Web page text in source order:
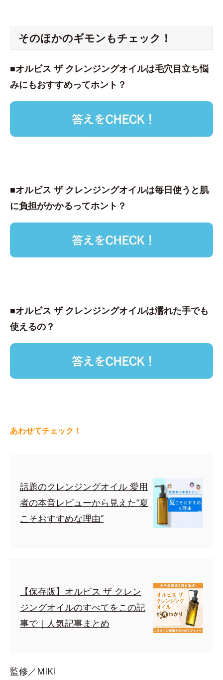
そのほかのギモンもチェック！
■オルビス ザ クレンジングオイルは毛穴目立ち悩
みにもおすすめってホント？
■オルビス ザ クレンジングオイルは毎日使うと肌
に負担がかかるってホント？
■オルビス ザ クレンジングオイルは濡れた手でも
使えるの？
あわせてチェック！
話題のクレンジングオイル 愛用
者の本音レビューから見えた“夏
こそおすすめな理由”
【保存版】オルビス ザ クレン
ジングオイルのすべてをこの記
事で｜人気記事まとめ
監修／MIKI